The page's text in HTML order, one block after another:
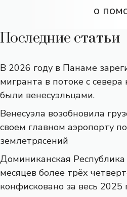
о
Последние статьи
В 2026 году в Панаме
мигранта в потоке с
были венесуэльцами.
Венесуэла возобновила
своем главном аэропорту
землетрясений
Доминиканская
месяцев более трёх
конфисковано за весь 2025